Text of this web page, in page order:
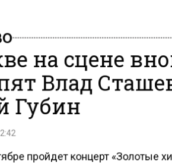
на сцене
Влад
Губин
пройдет концерт «Золотые